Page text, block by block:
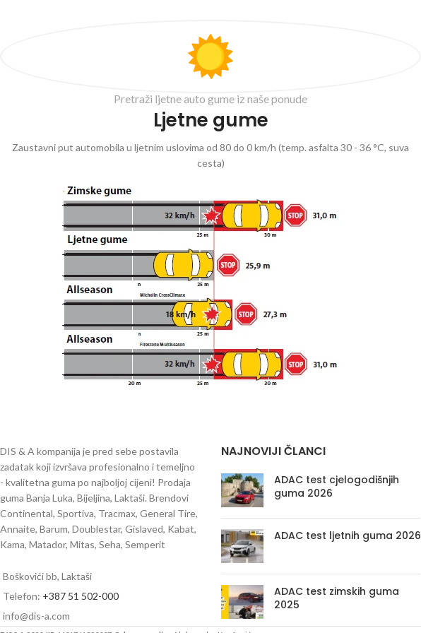
Pretraži ljetne auto gume iz naše ponude
Ljetne gume
Zaustavni put automobila u ljetnim uslovima od 80 do 0 km/h (temp. asfalta 30 - 36 °C, suva
cesta)
DIS & A kompanija je pred sebe postavila
zadatak koji izvršava profesionalno i temeljno
- kvalitetna guma po najboljoj cijeni! Prodaja
guma Banja Luka, Bijeljina, Laktaši. Brendovi
Continental, Sportiva, Tracmax, General Tire,
Annaite, Barum, Doublestar, Gislaved, Kabat,
Kama, Matador, Mitas, Seha, Semperit
Boškovići bb, Laktaši
Telefon: +387 51 502-000
info@dis-a.com
NAJNOVIJI ČLANCI
ADAC test cjelogodišnjih
guma 2026
ADAC test ljetnih guma 2026
ADAC test zimskih guma
2025